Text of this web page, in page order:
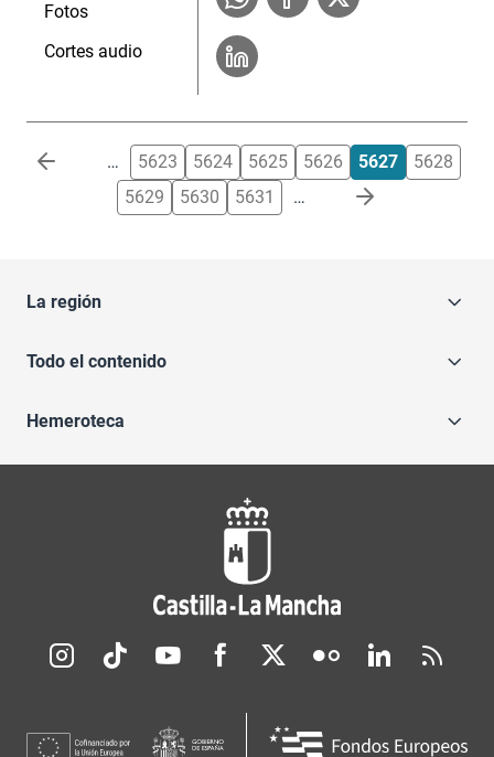
Fotos
Cortes audio
Paginación … 5623 5624 5625 5626 5627
5628
5629
5630 5631 …
La región
Todo el contenido
Hemeroteca
Redes sociales JCCM